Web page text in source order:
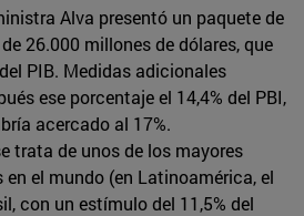
Alva presentó un paquete de
26.000 millones de dólares, que
PIB. Medidas adicionales
ese porcentaje el 14,4% del PBI,
acercado al 17%.
trata de unos de los mayores
el mundo (en Latinoamérica, el
con un estímulo del 11,5% del